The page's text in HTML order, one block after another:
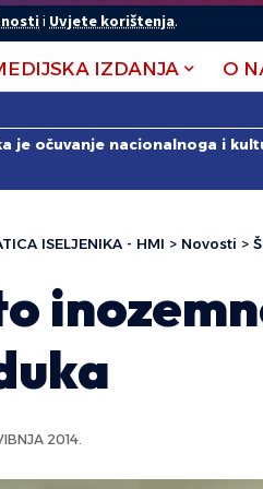
i Uvjete korištenja.
IZDANJA O
je očuvanje nacionalnoga i
ISELJENIKA - HMI > Novosti >
2014.